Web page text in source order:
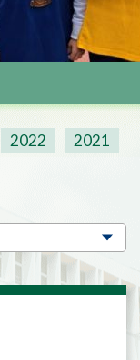
2022
2021